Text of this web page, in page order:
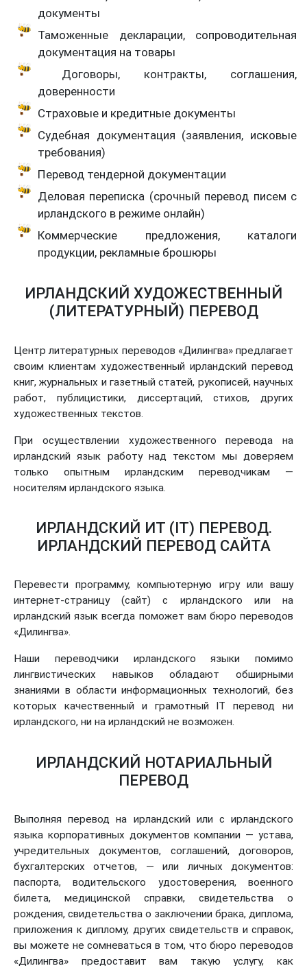
документы
Таможенные декларации, сопроводительная
документация на товары
Договоры, контракты, соглашения,
доверенности
Страховые и кредитные документы
Судебная документация (заявления, исковые
требования)
Перевод тендерной документации
Деловая переписка (срочный перевод писем с
ирландского в режиме онлайн)
Коммерческие предложения, каталоги
продукции, рекламные брошюры
ИРЛАНДСКИЙ ХУДОЖЕСТВЕННЫЙ
(ЛИТЕРАТУРНЫЙ) ПЕРЕВОД
Центр литературных переводов «Дилингва» предлагает
своим клиентам художественный ирландский перевод
книг, журнальных и газетный статей, рукописей, научных
работ, публицистики, диссертаций, стихов, других
художественных текстов.
При осуществлении художественного перевода на
ирландский язык работу над текстом мы доверяем
только опытным ирландским переводчикам —
носителям ирландского языка.
ИРЛАНДСКИЙ ИТ (IT) ПЕРЕВОД.
ИРЛАНДСКИЙ ПЕРЕВОД САЙТА
Перевести программу, компьютерную игру или вашу
интернет-страницу (сайт) с ирландского или на
ирландский язык всегда поможет вам бюро переводов
«Дилингва».
Наши переводчики ирландского языки помимо
лингвистических навыков обладают обширными
знаниями в области информационных технологий, без
которых качественный и грамотный IT перевод ни
ирландского, ни на ирландский не возможен.
ИРЛАНДСКИЙ НОТАРИАЛЬНЫЙ
ПЕРЕВОД
Выполняя перевод на ирландский или с ирландского
языка корпоративных документов компании — устава,
учредительных документов, соглашений, договоров,
бухгалтерских отчетов, — или личных документов:
паспорта, водительского удостоверения, военного
билета, медицинской справки, свидетельства о
рождения, свидетельства о заключении брака, диплома,
приложения к диплому, других свидетельств и справок,
вы можете не сомневаться в том, что бюро переводов
«Дилингва» предоставит вам такую услугу, как